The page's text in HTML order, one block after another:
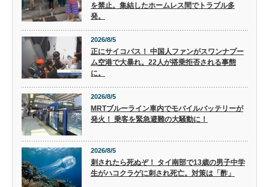
を禁止。集結したホームレス間でトラブル多
発。
2026/8/5
正にサイコパス！ 中国人ファンがスワンナプー
ム空港で大暴れ。22人が搭乗拒否される事態
に。
2026/8/5
MRTブルーライン車内でモバイルバッテリーが
発火！ 乗客を緊急避難の大騒動に！
2026/8/5
刺されたら死ぬぞ！ タイ南部で13歳の男子中学
生がハコクラゲに刺され死亡。対策は「酢」